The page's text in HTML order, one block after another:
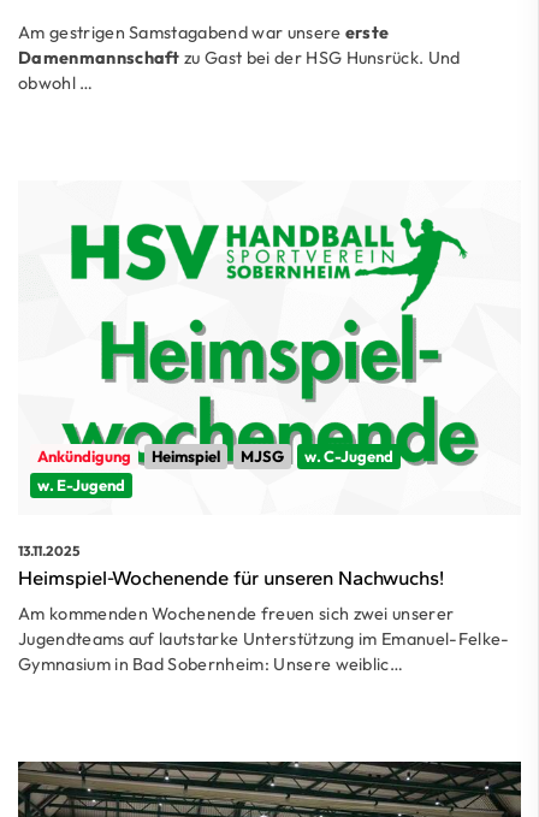
Am gestrigen Samstagabend war unsere erste
Damenmannschaft zu Gast bei der HSG Hunsrück. Und
obwohl …
Ankündigung Heimspiel MJSG
w. C-Jugend
w. E-Jugend
13.11.2025
Heimspiel-Wochenende für unseren Nachwuchs!
Am kommenden Wochenende freuen sich zwei unserer
Jugendteams auf lautstarke Unterstützung im Emanuel-Felke-
Gymnasium in Bad Sobernheim: Unsere weiblic…